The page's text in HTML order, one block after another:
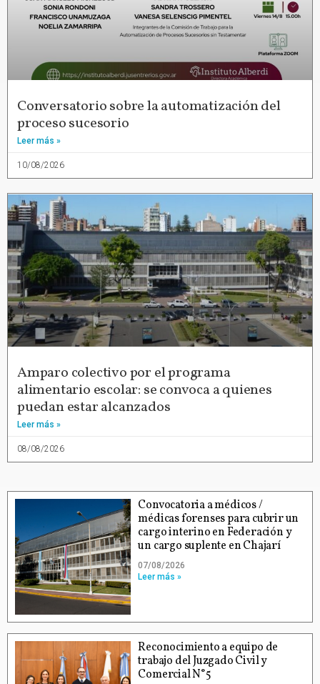
Conversatorio sobre la automatización del
proceso sucesorio
Leer más »
10/08/2026
Amparo colectivo por el programa
alimentario escolar: se convoca a quienes
puedan estar alcanzados
Leer más »
08/08/2026
Convocatoria a médicos /
médicas forenses para cubrir un
cargo interino en Federación y
un cargo suplente en Chajarí
07/08/2026
Leer más »
Reconocimiento a equipo de
trabajo del Juzgado Civil y
Comercial N°5